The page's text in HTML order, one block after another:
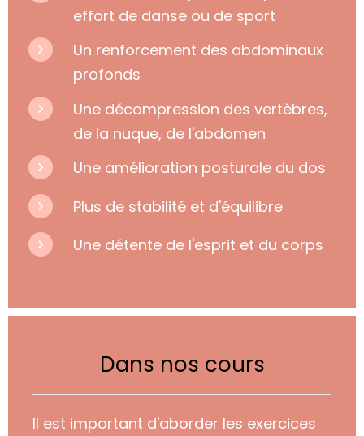
effort de danse ou de sport
Un renforcement des abdominaux
profonds
Une décompression des vertèbres,
de la nuque, de l'abdomen
Une amélioration posturale du dos
Plus de stabilité et d'équilibre
Une détente de l'esprit et du corps
Dans nos cours
Il est important d'aborder les exercices